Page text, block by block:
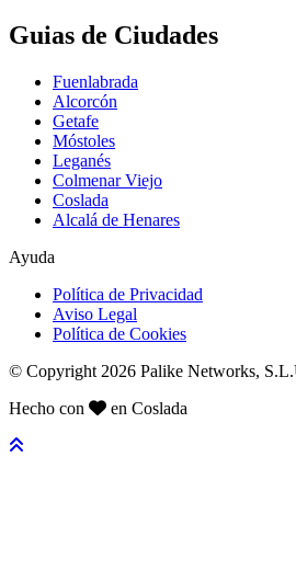
Guias de Ciudades
Fuenlabrada
Alcorcón
Getafe
Móstoles
Leganés
Colmenar Viejo
Coslada
Alcalá de Henares
Ayuda
Política de Privacidad
Aviso Legal
Política de Cookies
© Copyright 2026 Palike Networks,
Hecho con
en Coslada